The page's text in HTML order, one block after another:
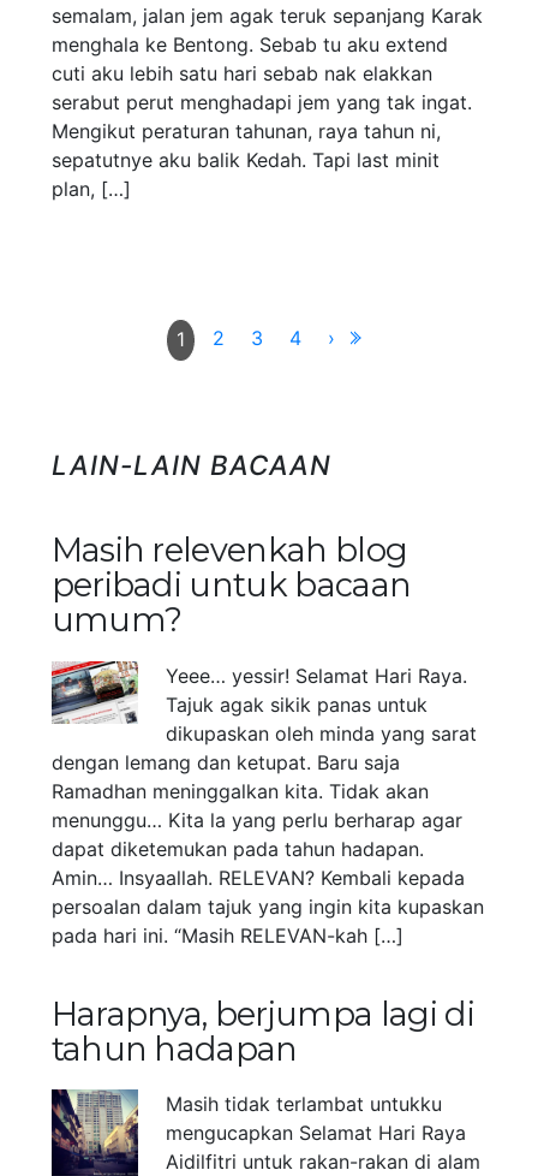
semalam, jalan jem agak teruk sepanjang Karak
menghala ke Bentong. Sebab tu aku extend
cuti aku lebih satu hari sebab nak elakkan
serabut perut menghadapi jem yang tak ingat.
Mengikut peraturan tahunan, raya tahun ni,
sepatutnye aku balik Kedah. Tapi last minit
plan, […]
1 2 3 4 ›
LAIN-LAIN BACAAN
Masih relevenkah blog
peribadi untuk bacaan
umum?
Yeee… yessir! Selamat Hari Raya.
Tajuk agak sikik panas untuk
dikupaskan oleh minda yang sarat
dengan lemang dan ketupat. Baru saja
Ramadhan meninggalkan kita. Tidak akan
menunggu… Kita la yang perlu berharap agar
dapat diketemukan pada tahun hadapan.
Amin… Insyaallah. RELEVAN? Kembali kepada
persoalan dalam tajuk yang ingin kita kupaskan
pada hari ini. “Masih RELEVAN-kah […]
Harapnya, berjumpa lagi di
tahun hadapan
Masih tidak terlambat untukku
mengucapkan Selamat Hari Raya
Aidilfitri untuk rakan-rakan di alam